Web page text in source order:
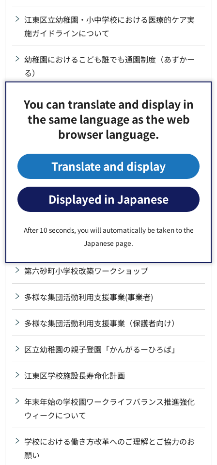
You can translate and display in
the same language as the web
browser language.
Translate and display
Displayed in Japanese
After 10 seconds, you will automatically be taken to the
Japanese page.
江東区立幼稚園・小中学校における医療的ケア実
施ガイドラインについて
幼稚園におけるこども誰でも通園制度（あずかー
る）
区立幼稚園、小・中学校及び義務教育学校の留守
番電話の設定時間について
学校閉庁期間を実施！
江東区立学校における「Challenge Wednesday」
について
公立学校情報機器整備事業に係る各種計画の公表
江東区学校施設の将来ビジョン
第六砂町小学校改築ワークショップ
多様な集団活動利用支援事業(事業者)
多様な集団活動利用支援事業（保護者向け）
区立幼稚園の親子登園「かんがるーひろば」
江東区学校施設長寿命化計画
年末年始の学校園ワークライフバランス推進強化
ウィークについて
学校における働き方改革へのご理解とご協力のお
願い